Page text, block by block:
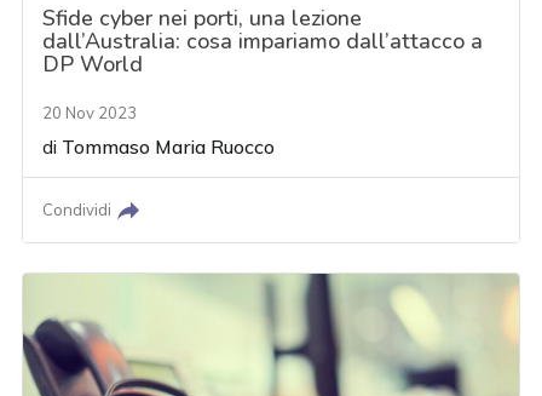
Sfide cyber nei porti, una lezione
dall’Australia: cosa impariamo dall’attacco a
DP World
20 Nov 2023
di Tommaso Maria Ruocco
Condividi